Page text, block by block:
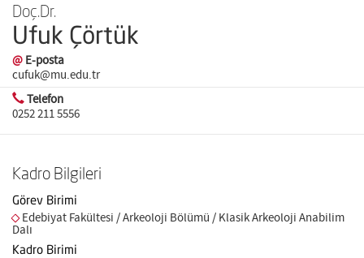
Doç.Dr.
Ufuk Çörtük
@ E-posta
cufuk@mu.edu.tr
Telefon
0252 211 5556
Kadro Bilgileri
Görev Birimi
Edebiyat Fakültesi / Arkeoloji Bölümü / Klasik Arkeoloji Anabilim
Dalı
Kadro Birimi